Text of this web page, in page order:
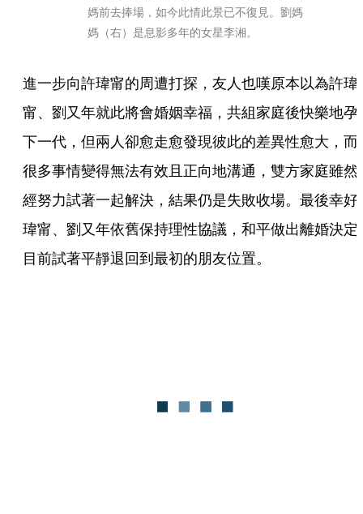
媽前去捧場，如今此情此景已不復見。劉媽
媽（右）是息影多年的女星李湘。
進一步向許瑋甯的周遭打探，友人也嘆原本以為許瑋
甯、劉又年就此將會婚姻幸福，共組家庭後快樂地孕
下一代，但兩人卻愈走愈發現彼此的差異性愈大，而
很多事情變得無法有效且正向地溝通，雙方家庭雖然
經努力試著一起解決，結果仍是失敗收場。最後幸好
瑋甯、劉又年依舊保持理性協議，和平做出離婚決定
目前試著平靜退回到最初的朋友位置。